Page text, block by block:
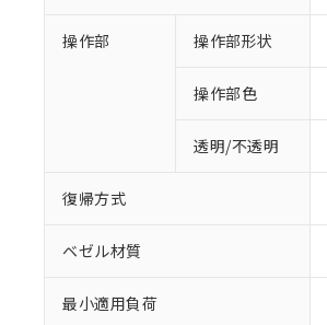
操作部 操作部形状
操作部色
透明/不透明
復帰方式
ベゼル材質
最小適用負荷